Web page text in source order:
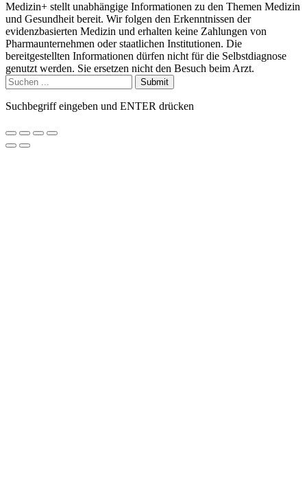
Medizin+ stellt unabhängige Informationen zu den Themen Medizin
und Gesundheit bereit. Wir folgen den Erkenntnissen der
evidenzbasierten Medizin und erhalten keine Zahlungen von
Pharmaunternehmen oder staatlichen Institutionen. Die
bereitgestellten Informationen dürfen nicht für die Selbstdiagnose
genutzt werden. Sie ersetzen nicht den Besuch beim Arzt.
Submit
Suchbegriff eingeben und ENTER drücken